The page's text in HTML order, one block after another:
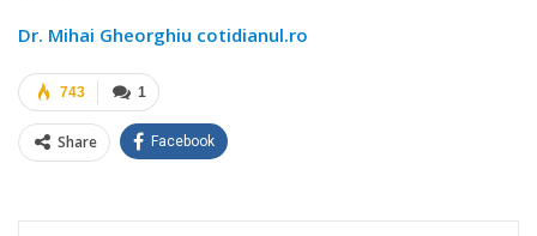
Dr. Mihai Gheorghiu cotidianul.ro
1
743
Share Facebook